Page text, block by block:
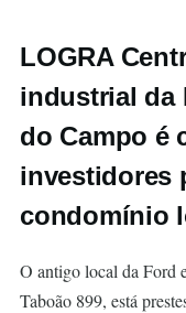
LOGRA
industrial da
do Campo é
investidores
condomínio
O antigo local da Ford
Taboão 899, está